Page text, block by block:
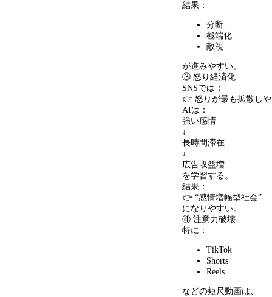
結果：
分断
極端化
敵視
が進みやすい。
③ 怒り経済化
SNSでは：
👉 怒りが最も拡散し
AIは：
強い感情
↓
長時間滞在
↓
広告収益増
を学習する。
結果：
👉 “感情増幅型社会”
になりやすい。
④ 注意力破壊
特に：
TikTok
Shorts
Reels
などの短尺動画は、